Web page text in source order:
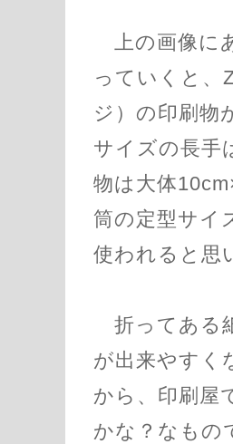
上の画像に
っていくと、
ジ）の印刷物
サイズの長手
物は大体
筒の定型サイ
使われると思
折ってある
が出来やすく
から、印刷屋
かな？なもの